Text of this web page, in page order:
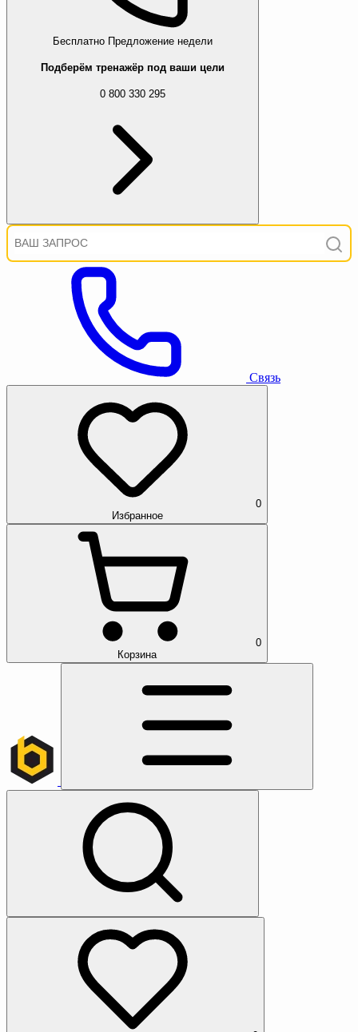
Бесплатно Предложение недели
Подберём тренажёр под ваши цели
0 800 330 295
Связь
0
Избранное
0
Корзина